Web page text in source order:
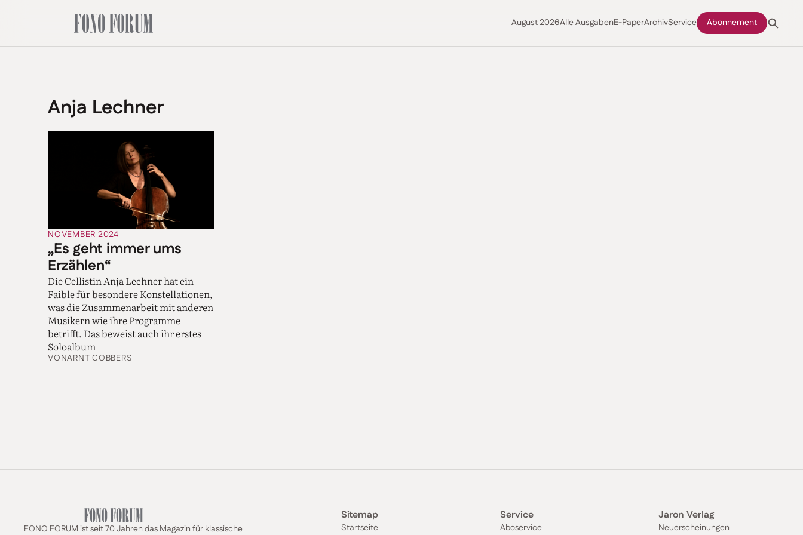
August 2026Alle AusgabenE-PaperArchivService Abonnement
Anja Lechner
NOVEMBER 2024
„Es geht immer ums
Erzählen“
Die Cellistin Anja Lechner hat ein
Faible für besondere Konstellationen,
was die Zusammenarbeit mit anderen
Musikern wie ihre Programme
betrifft. Das beweist auch ihr erstes
Soloalbum
VONARNT COBBERS
FONO FORUM ist seit 70 Jahren das Magazin für klassische
Sitemap
Startseite
Service
Aboservice
Jaron Verlag
Neuerscheinungen